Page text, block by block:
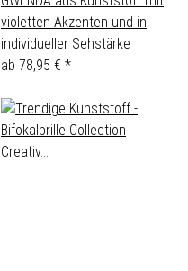
violetten Akzenten und in
individueller Sehstärke
ab 78,95 € *